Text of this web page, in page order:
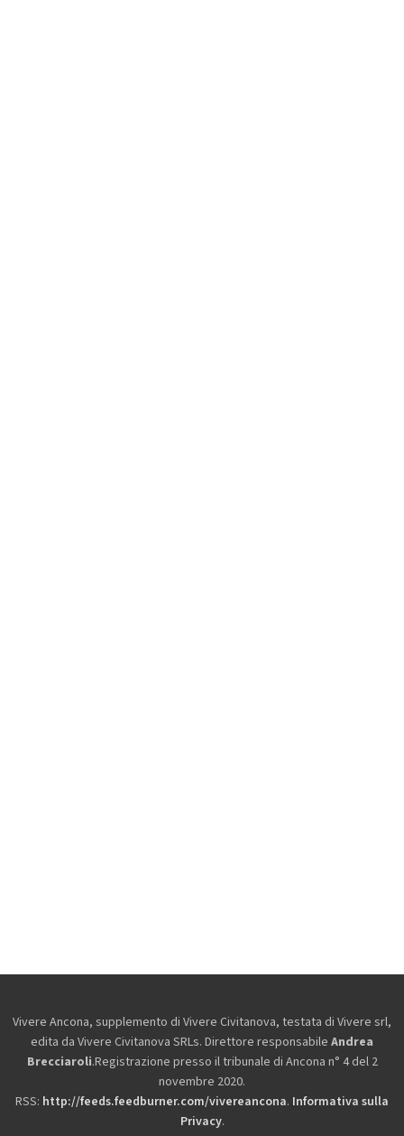
Vivere Ancona, supplemento di Vivere Civitanova, testata di Vivere srl,
edita da Vivere Civitanova SRLs. Direttore responsabile Andrea
Brecciaroli.Registrazione presso il tribunale di Ancona n° 4 del 2
novembre 2020.
RSS: http://feeds.feedburner.com/vivereancona. Informativa sulla
Privacy.